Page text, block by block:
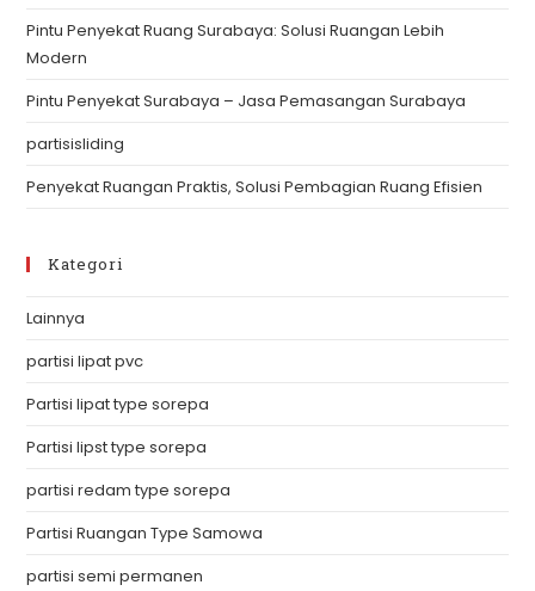
Pintu Penyekat Ruang Surabaya: Solusi Ruangan Lebih
Modern
Pintu Penyekat Surabaya – Jasa Pemasangan Surabaya
partisisliding
Penyekat Ruangan Praktis, Solusi Pembagian Ruang Efisien
Kategori
Lainnya
partisi lipat pvc
Partisi lipat type sorepa
Partisi lipst type sorepa
partisi redam type sorepa
Partisi Ruangan Type Samowa
partisi semi permanen